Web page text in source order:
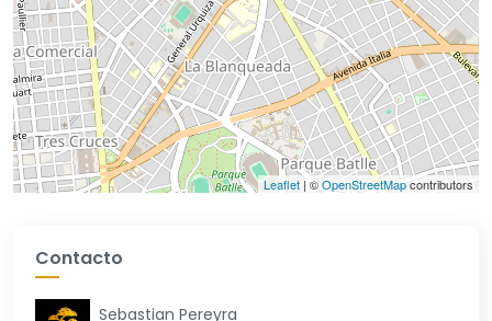
Leaflet | ©OpenStreetMapcontributors
Contacto
Sebastian Pereyra